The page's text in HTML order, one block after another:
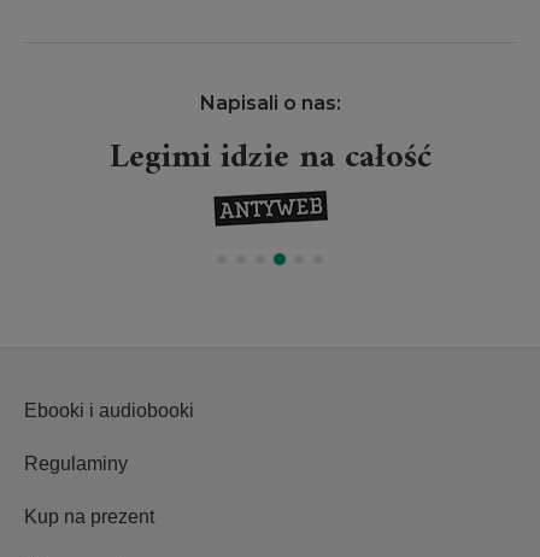
Napisali o nas:
Legimi idzie na całość
Ebooki i audiobooki
Regulaminy
Kup na prezent